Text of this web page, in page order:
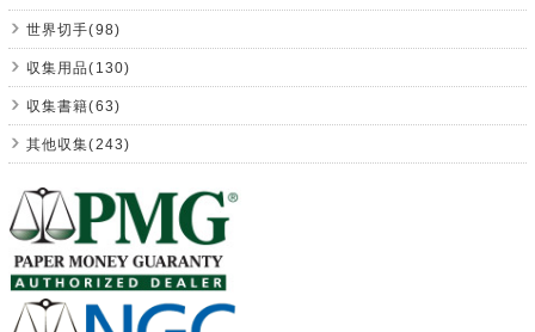
世界切手(98)
収集用品(130)
収集書籍(63)
其他収集(243)